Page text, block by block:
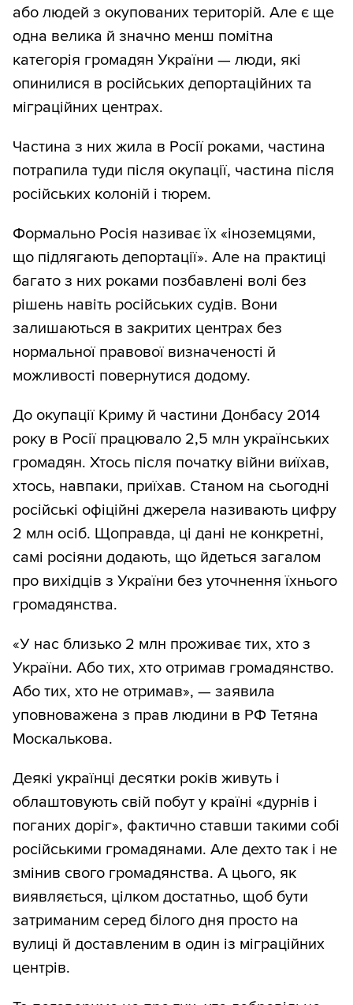
або людей з окупованих територій. Але є ще
одна велика й значно менш помітна
категорія громадян України — люди, які
опинилися в російських депортаційних та
міграційних центрах.
Частина з них жила в Росії роками, частина
потрапила туди після окупації, частина після
російських колоній і тюрем.
Формально Росія називає їх «іноземцями,
що підлягають депортації». Але на практиці
багато з них роками позбавлені волі без
рішень навіть російських судів. Вони
залишаються в закритих центрах без
нормальної правової визначеності й
можливості повернутися додому.
До окупації Криму й частини Донбасу 2014
року в Росії працювало 2,5 млн українських
громадян. Хтось після початку війни виїхав,
хтось, навпаки, приїхав. Станом на сьогодні
російські офіційні джерела називають цифру
2 млн осіб. Щоправда, ці дані не конкретні,
самі росіяни додають, що йдеться загалом
про вихідців з України без уточнення їхнього
громадянства.
«У нас близько 2 млн проживає тих, хто з
України. Або тих, хто отримав громадянство.
Або тих, хто не отримав», — заявила
уповноважена з прав людини в РФ Тетяна
Москалькова.
Деякі українці десятки років живуть і
облаштовують свій побут у країні «дурнів і
поганих доріг», фактично ставши такими собі
російськими громадянами. Але дехто так і не
змінив свого громадянства. А цього, як
виявляється, цілком достатньо, щоб бути
затриманим серед білого дня просто на
вулиці й доставленим в один із міграційних
центрів.